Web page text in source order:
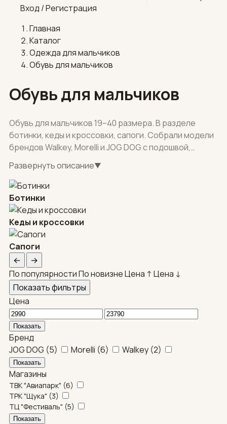
Вход / Регистрация
Главная
Каталог
Одежда для мальчиков
Обувь для мальчиков
Обувь для мальчиков
Обувь для мальчиков 19–40 размера. В разделе
ботинки, кеды и кроссовки, сапоги. Собрали модели
брендов Walkey, Morelli и JOG DOG с подошвой,
коричневые ботинки для школы, белые кроссовки
для прогулок. Доставка: собственная служба по
Москве, самовывоз, СДЭК по регионам.
Развернуть описание▼
Ботинки
Кеды и кроссовки
Сапоги
←
→
По популярностиПо новизнеЦена ↑ Цена ↓
Показать фильтры
Цена
Бренд
JOG DOG (5) Morelli (6) Walkey(2)
Магазины
ТВК "Авиапарк" (6)
ТРК "Щука" (3)
ТЦ "Фестиваль" (5)